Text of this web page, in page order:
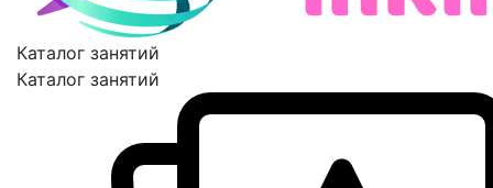
Каталог занятий
Каталог занятий